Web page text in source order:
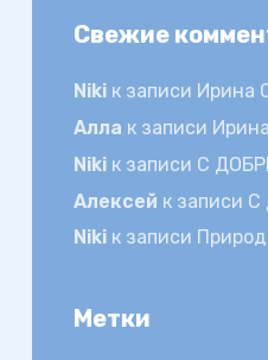
Свежие
Nikiк записи Ирина
Алла к записи
Nikiк записи С
Алексей к записи С
Nikiк записи
Метки